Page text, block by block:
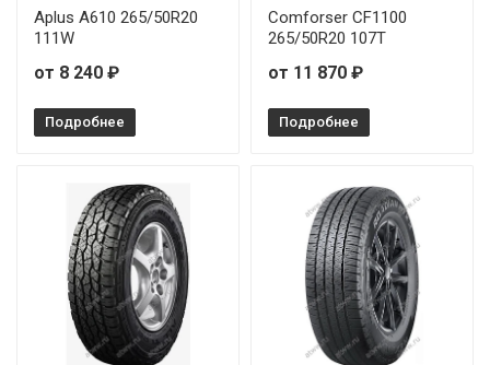
Aplus A610 265/50R20
111W
от 8 240 ₽
Подробнее
Comforser CF1100
265/50R20 107T
от 11 870 ₽
Подробнее